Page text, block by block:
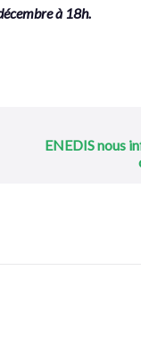
à 18h.
ENEDIS nous